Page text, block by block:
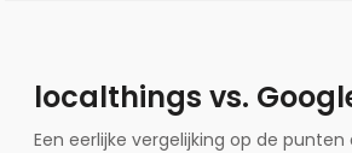
localthings vs.
Een eerlijke vergelijking op de punten